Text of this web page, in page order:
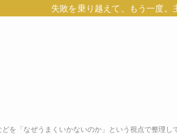
失敗を乗り越えて、もう一度。
を「なぜうまくいかないのか」という視点で整理し